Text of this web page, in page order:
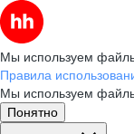
Мы используем файлы
Правила
Мы используем
Понятно